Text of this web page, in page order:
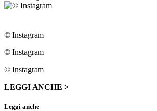
© Instagram
© Instagram
© Instagram
LEGGI ANCHE >
Leggi anche